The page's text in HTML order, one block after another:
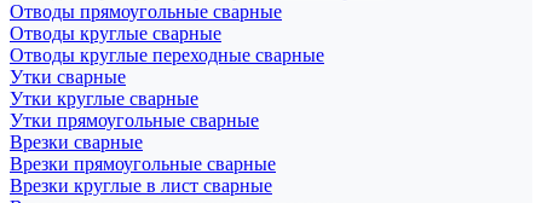
Отводы прямоугольные сварные
Отводы круглые сварные
Отводы круглые переходные сварные
Утки сварные
Утки круглые сварные
Утки прямоугольные сварные
Врезки сварные
Врезки прямоугольные сварные
Врезки круглые в лист сварные